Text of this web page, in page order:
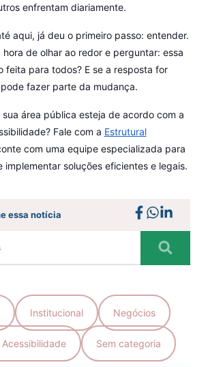
enfrentam diariamente.
aqui, já deu o primeiro passo: entender.
de olhar ao redor e perguntar: essa
feita para todos? E se a resposta for
pode fazer parte da mudança.
área pública esteja de acordo com a
Fale com a Estrutural
com uma equipe especializada para
implementar soluções eficientes e legais.
essa notícia
Institucional Negócios
Sem categoria